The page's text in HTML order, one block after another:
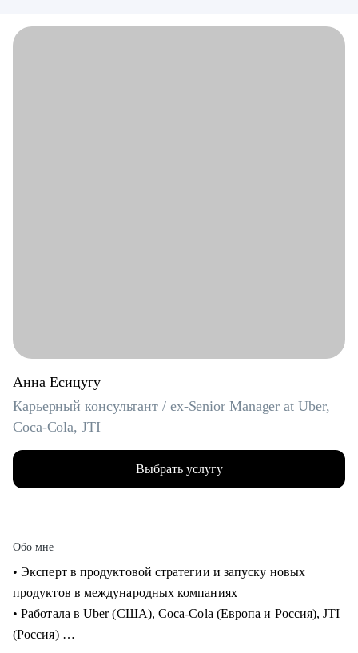
Анна Есицугу
Карьерный консультант / ex-Senior Manager at Uber,
Coca-Cola, JTI
Выбрать услугу
Обо мне
• Эксперт в продуктовой стратегии и запуску новых
продуктов в международных компаниях
• Работала в Uber (США), Coca-Cola (Европа и Россия), JTI
(Россия)